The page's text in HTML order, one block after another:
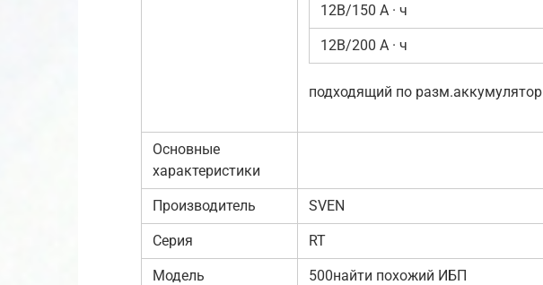
12В/150 А · ч
12В/200 А · ч
подходящий по разм.аккумулятор
Основные
характеристики
Производитель SVEN
Серия RT
Модель 500найти похожий ИБП